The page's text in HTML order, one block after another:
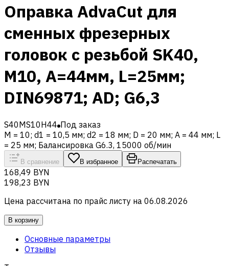
Оправка AdvaCut для
сменных фрезерных
головок с резьбой SK40,
M10, A=44мм, L=25мм;
DIN69871; AD; G6,3
S40MS10H44 Под заказ
M = 10; d1 = 10,5 мм; d2 = 18 мм; D = 20 мм; A = 44 мм; L
= 25 мм; Балансировка G6.3, 15000 об/мин
В сравнение В избранное Распечатать
168,49 BYN
198,23 BYN
Цена рассчитана по прайс листу на 06.08.2026
В корзину
Основные параметры
Отзывы